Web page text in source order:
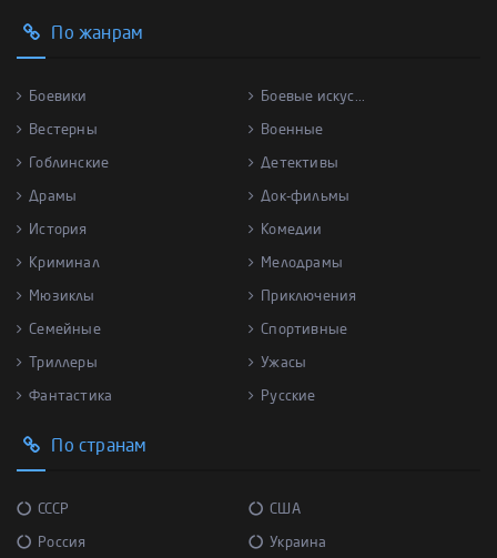
По жанрам
Боевики Боевые искус...
Вестерны Военные
Гоблинские Детективы
Драмы Док-фильмы
История Комедии
Криминал Мелодрамы
Мюзиклы Приключения
Семейные Спортивные
Триллеры Ужасы
Фантастика Русские
По странам
СССР США
Россия Украина